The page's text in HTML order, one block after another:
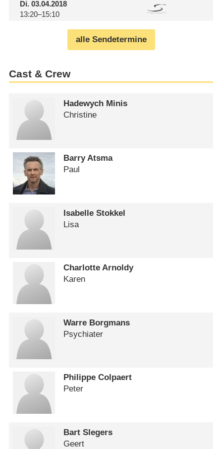
Di.03.04.2018
13:20–15:10
alle Sendetermine
Cast & Crew
Hadewych Minis
Christine
Barry Atsma
Paul
Isabelle Stokkel
Lisa
Charlotte Arnoldy
Karen
Warre Borgmans
Psychiater
Philippe Colpaert
Peter
Bart Slegers
Geert